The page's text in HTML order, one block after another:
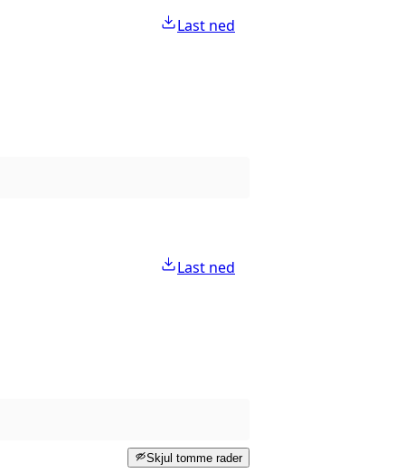
Last ned
Last ned
Skjul tomme rader